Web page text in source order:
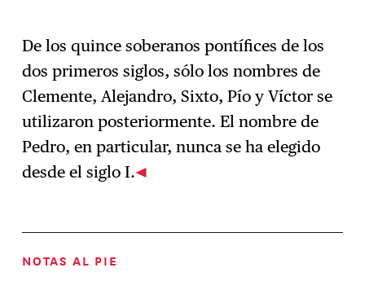
De los quince soberanos pontífices de los
dos primeros siglos, sólo los nombres de
Clemente, Alejandro, Sixto, Pío y Víctor se
utilizaron posteriormente. El nombre de
Pedro, en particular, nunca se ha elegido
desde el siglo I.
NOTAS AL PIE